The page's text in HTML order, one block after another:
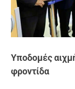
Υποδομές
φροντίδα